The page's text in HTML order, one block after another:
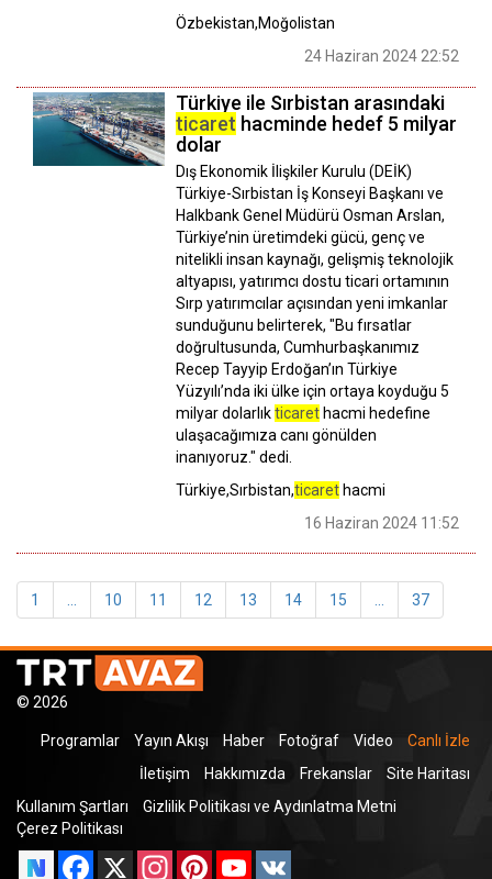
Özbekistan,Moğolistan
24 Haziran 2024 22:52
Türkiye ile Sırbistan arasındaki
ticaret hacminde hedef 5 milyar
dolar
Dış Ekonomik İlişkiler Kurulu (DEİK)
Türkiye-Sırbistan İş Konseyi Başkanı ve
Halkbank Genel Müdürü Osman Arslan,
Türkiye’nin üretimdeki gücü, genç ve
nitelikli insan kaynağı, gelişmiş teknolojik
altyapısı, yatırımcı dostu ticari ortamının
Sırp yatırımcılar açısından yeni imkanlar
sunduğunu belirterek, "Bu fırsatlar
doğrultusunda, Cumhurbaşkanımız
Recep Tayyip Erdoğan’ın Türkiye
Yüzyılı’nda iki ülke için ortaya koyduğu 5
milyar dolarlıkticaret hacmi hedefine
ulaşacağımıza canı gönülden
inanıyoruz." dedi.
Türkiye,Sırbistan,ticaret hacmi
16 Haziran 2024 11:52
1 10 11 12 13 14 15 37
© 2026
Programlar Yayın Akışı Haber Fotoğraf Video
Canlı İzle
İletişim
Hakkımızda Frekanslar
Site Haritası
Kullanım Şartları
Gizlilik Politikası ve Aydınlatma Metni
Çerez Politikası
Facebook
X InstagramPinterestYouTube